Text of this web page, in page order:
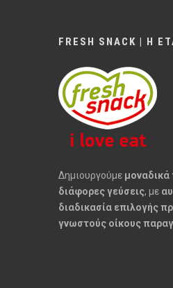
FRESH SNACK | Η
Δημιουργούμε μοναδικά
διάφορες γεύσεις, με
διαδικασία επιλογής
γνωστούς οίκους